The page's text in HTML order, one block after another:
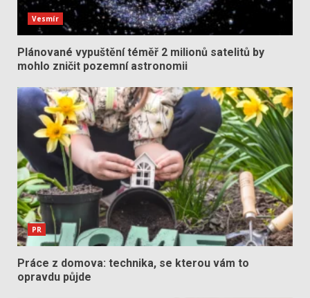
Vesmír
Plánované vypuštění téměř 2 milionů satelitů by
mohlo zničit pozemní astronomii
PR
Práce z domova: technika, se kterou vám to
opravdu půjde